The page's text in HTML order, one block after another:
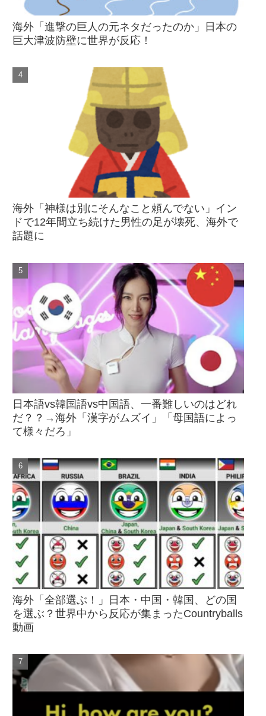
海外「進撃の巨人の元ネタだったのか」日本の
巨大津波防壁に世界が反応！
海外「神様は別にそんなこと頼んでない」イン
ドで12年間立ち続けた男性の足が壊死、海外で
話題に
日本語vs韓国語vs中国語、一番難しいのはどれ
だ？？→海外「漢字がムズイ」「母国語によっ
て様々だろ」
海外「全部選ぶ！」日本・中国・韓国、どの国
を選ぶ？世界中から反応が集まったCountryballs
動画